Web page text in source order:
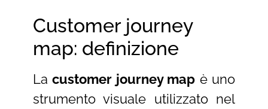
Customer journey
map: definizione
Lacustomer journey map è uno
strumento visuale utilizzato nel